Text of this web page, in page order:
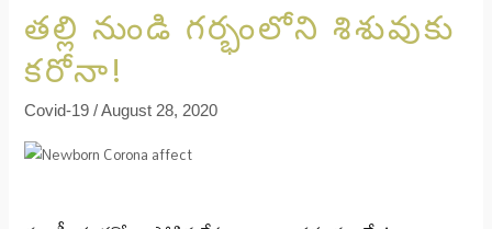
తల్లి నుండి గర్భంలోని శిశువుకు
కరోనా!
Covid-19 /August 28, 2020